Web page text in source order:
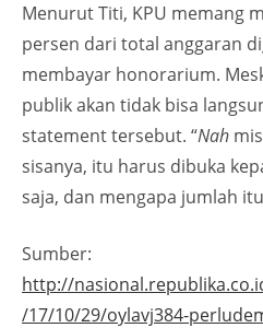
Menurut Titi, KPU memang
persen dari total anggaran
membayar honorarium.
publik akan tidak bisa
statement tersebut. “Nah
sisanya, itu harus dibuka
saja, dan mengapa jumlah
Sumber:
http://
/17/10/29/oylavj384-